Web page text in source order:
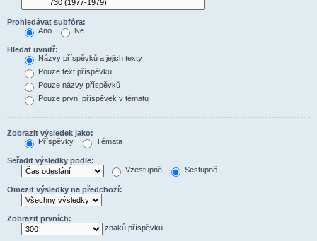
Prohledávat subfóra:
Ano
Ne
Hledat uvnitř:
Názvy příspěvků a jejich texty
Pouze text příspěvku
Pouze názvy příspěvků
Pouze první příspěvek v tématu
Zobrazit výsledek jako:
Příspěvky
Témata
Seřadit výsledky podle:
Vzestupně
Sestupně
Omezit výsledky na předchozí:
Zobrazit prvních:
znaků příspěvku